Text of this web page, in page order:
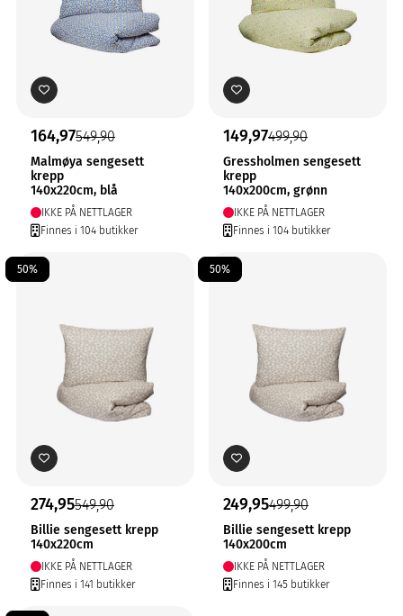
164,97549,90
Malmøya sengesett
krepp
140x220cm, blå
IKKE PÅ NETTLAGER
Finnes i 104 butikker
149,97499,90
Gressholmen sengesett
krepp
140x200cm, grønn
IKKE PÅ NETTLAGER
Finnes i 104 butikker
50%
274,95549,90
Billie sengesett krepp
140x220cm
IKKE PÅ NETTLAGER
Finnes i 141 butikker
50%
249,95499,90
Billie sengesett krepp
140x200cm
IKKE PÅ NETTLAGER
Finnes i 145 butikker